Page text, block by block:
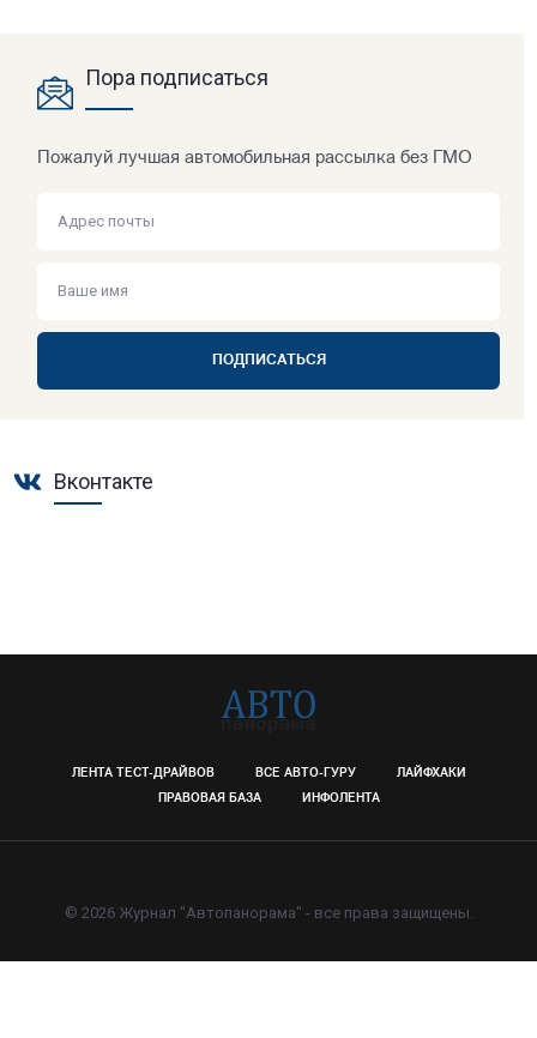
Пора подписаться
Пожалуй лучшая автомобильная рассылка без ГМО
ПОДПИСАТЬСЯ
Вконтакте
ЛЕНТА ТЕСТ-ДРАЙВОВ ВСЕ АВТО-ГУРУ
ЛАЙФХАКИ
ПРАВОВАЯ БАЗА
ИНФОЛЕНТА
© 2026 Журнал "Автопанорама" - все права защищены.